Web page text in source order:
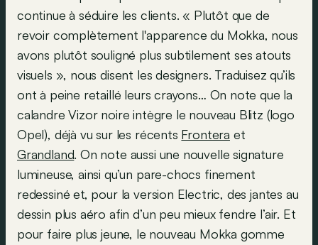
continue à séduire les clients. « Plutôt que de
revoir complètement l'apparence du Mokka, nous
avons plutôt souligné plus subtilement ses atouts
visuels », nous disent les designers. Traduisez qu’ils
ont à peine retaillé leurs crayons… On note que la
calandre Vizor noire intègre le nouveau Blitz (logo
Opel), déjà vu sur les récents Frontera et
Grandland. On note aussi une nouvelle signature
lumineuse, ainsi qu’un pare-chocs finement
redessiné et, pour la version Electric, des jantes au
dessin plus aéro afin d’un peu mieux fendre l’air. Et
pour faire plus jeune, le nouveau Mokka gomme